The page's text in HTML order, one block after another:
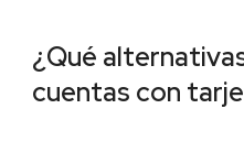
¿Qué
cuentas con